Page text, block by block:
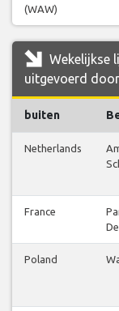
(WAW)
Wekelijkse
uitgevoerd door
buiten
Netherlands
France
Poland